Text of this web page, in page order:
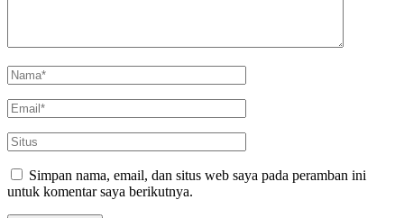
Simpan nama, email, dan situs web saya pada peramban ini
untuk komentar saya berikutnya.